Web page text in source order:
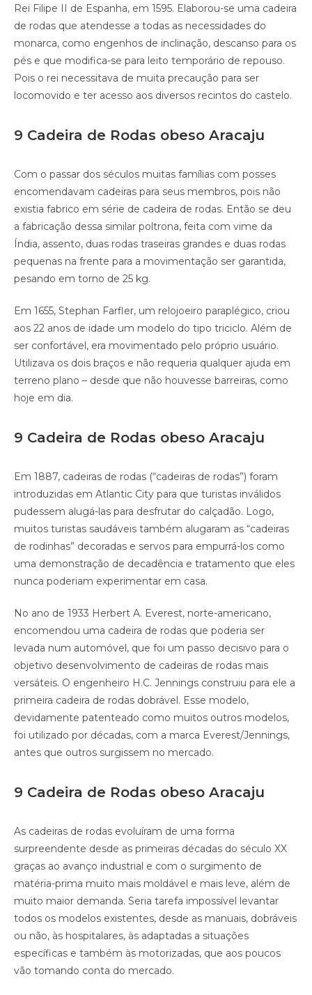
Rei Filipe II de Espanha, em 1595. Elaborou-se uma cadeira
de rodas que atendesse a todas as necessidades do
monarca, como engenhos de inclinação, descanso para os
pés e que modifica-se para leito temporário de repouso.
Pois o rei necessitava de muita precaução para ser
locomovido e ter acesso aos diversos recintos do castelo.
9 Cadeira de Rodas obeso Aracaju
Com o passar dos séculos muitas famílias com posses
encomendavam cadeiras para seus membros, pois não
existia fabrico em série de cadeira de rodas. Então se deu
a fabricação dessa similar poltrona, feita com vime da
Índia, assento, duas rodas traseiras grandes e duas rodas
pequenas na frente para a movimentação ser garantida,
pesando em torno de 25 kg.
Em 1655, Stephan Farfler, um relojoeiro paraplégico, criou
aos 22 anos de idade um modelo do tipo triciclo. Além de
ser confortável, era movimentado pelo próprio usuário.
Utilizava os dois braços e não requeria qualquer ajuda em
terreno plano – desde que não houvesse barreiras, como
hoje em dia.
9 Cadeira de Rodas obeso Aracaju
Em 1887, cadeiras de rodas (“cadeiras de rodas”) foram
introduzidas em Atlantic City para que turistas inválidos
pudessem alugá-las para desfrutar do calçadão. Logo,
muitos turistas saudáveis também alugaram as “cadeiras
de rodinhas” decoradas e servos para empurrá-los como
uma demonstração de decadência e tratamento que eles
nunca poderiam experimentar em casa.
No ano de 1933 Herbert A. Everest, norte-americano,
encomendou uma cadeira de rodas que poderia ser
levada num automóvel, que foi um passo decisivo para o
objetivo desenvolvimento de cadeiras de rodas mais
versáteis. O engenheiro H.C. Jennings construiu para ele a
primeira cadeira de rodas dobrável. Esse modelo,
devidamente patenteado como muitos outros modelos,
foi utilizado por décadas, com a marca Everest/Jennings,
antes que outros surgissem no mercado.
9 Cadeira de Rodas obeso Aracaju
As cadeiras de rodas evoluíram de uma forma
surpreendente desde as primeiras décadas do século XX
graças ao avanço industrial e com o surgimento de
matéria-prima muito mais moldável e mais leve, além de
muito maior demanda. Seria tarefa impossível levantar
todos os modelos existentes, desde as manuais, dobráveis
ou não, às hospitalares, às adaptadas a situações
específicas e também às motorizadas, que aos poucos
vão tomando conta do mercado.